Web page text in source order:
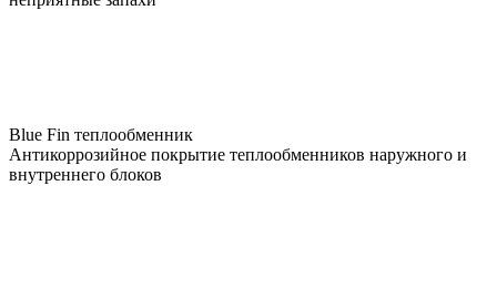
Blue Fin теплообменник
Антикоррозийное покрытие теплообменников наружного и
внутреннего блоков